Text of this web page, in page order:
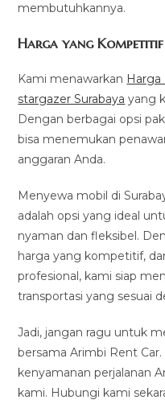
membutuhkannya.
Harga yang Kompetitif
Kami menawarkan
stargazer Surabaya yang
Dengan berbagai opsi
bisa menemukan
anggaran Anda.
Menyewa mobil di
adalah opsi yang ideal
nyaman dan fleksibel.
harga yang kompetitif,
profesional, kami siap
transportasi yang sesuai
Jadi, jangan ragu untuk
bersama Arimbi Rent
kenyamanan perjalanan
kami. Hubungi kami